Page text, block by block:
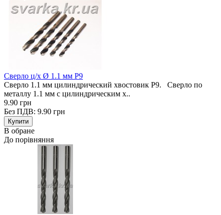
Сверло ц/х Ø 1.1 мм Р9
Сверло 1.1 мм цилиндрический хвостовик Р9. Сверло по
металлу 1.1 мм с цилиндрическим х..
9.90 грн
Без ПДВ: 9.90 грн
В обране
До порівняння